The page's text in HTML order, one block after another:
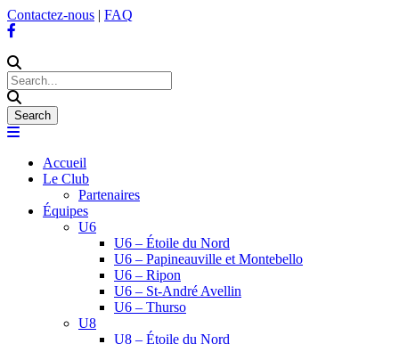
Contactez-nous | FAQ
Accueil
Le Club
Partenaires
Équipes
U6
U6 – Étoile du Nord
U6 – Papineauville et Montebello
U6 – Ripon
U6 – St-André Avellin
U6 – Thurso
U8
U8 – Étoile du Nord